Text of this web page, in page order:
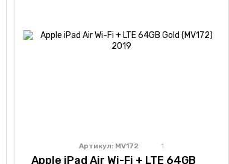
Артикул: MV172 1
Apple iPad Air Wi-Fi + LTE 64GB